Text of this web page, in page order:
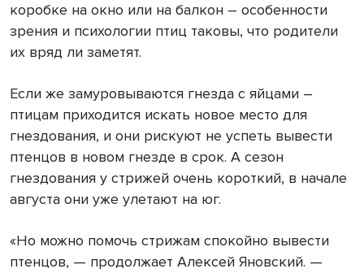
коробке на окно или на балкон – особенности
зрения и психологии птиц таковы, что родители
их вряд ли заметят.
Если же замуровываются гнезда с яйцами –
птицам приходится искать новое место для
гнездования, и они рискуют не успеть вывести
птенцов в новом гнезде в срок. А сезон
гнездования у стрижей очень короткий, в начале
августа они уже улетают на юг.
«Но можно помочь стрижам спокойно вывести
птенцов, — продолжает Алексей Яновский. —